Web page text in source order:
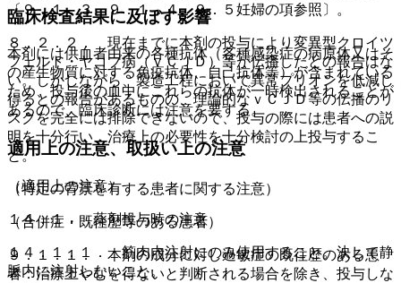
臨床検査結果に及ぼす影響
本剤には供血者由来の各種抗体（各種感染症の病原体又はそ
の産生物質に対する免疫抗体、自己抗体等）が含まれている
ため、投与後の血中にこれらの抗体が一時検出されることが
あるので、臨床診断には注意を要する。
適用上の注意、取扱い上の注意
（適用上の注意）
１４．１． 薬剤投与時の注意
１４．１．１． 筋肉内注射にのみ使用すること。決して静
脈内に注射しないこと。
〔９．１．３、９．１．４、９．５妊婦の項参照〕。
８．２．２． 現在までに本剤の投与により変異型クロイツ
フェルト・ヤコブ病（ｖＣＪＤ）等が伝播したとの報告はな
い。しかしながら、製造工程において異常プリオンを低減し
得るとの報告があるものの、理論的なｖＣＪＤ等の伝播のリ
スクを完全には排除できないので、投与の際には患者への説
明を十分行い、治療上の必要性を十分検討の上投与するこ
と。
（特定の背景を有する患者に関する注意）
（合併症・既往歴等のある患者）
９．１．１． 本剤の成分に対し過敏症の既往歴のある患
者：治療上やむを得ないと判断される場合を除き、投与しな